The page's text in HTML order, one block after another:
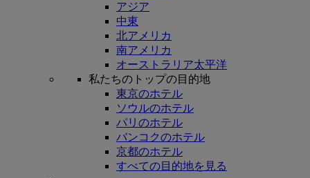
アジア
中東
北アメリカ
南アメリカ
オーストラリア太平洋
私たちのトップの目的地
東京のホテル
ソウルのホテル
パリのホテル
バンコクのホテル
京都のホテル
すべての目的地を見る